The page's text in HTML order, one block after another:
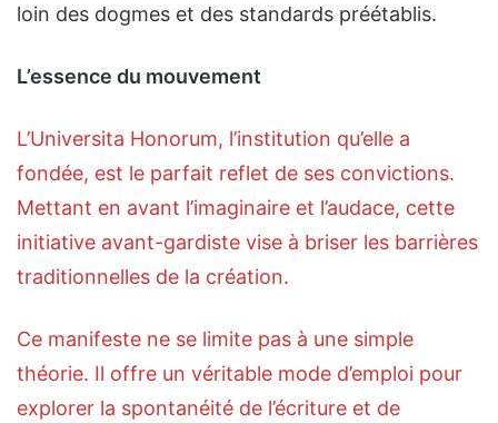
loin des dogmes et des standards préétablis.
L’essence du mouvement
L’Universita Honorum, l’institution qu’elle a
fondée, est le parfait reflet de ses convictions.
Mettant en avant l’imaginaire et l’audace, cette
initiative avant-gardiste vise à briser les barrières
traditionnelles de la création.
Ce manifeste ne se limite pas à une simple
théorie. Il offre un véritable mode d’emploi pour
explorer la spontanéité de l’écriture et de